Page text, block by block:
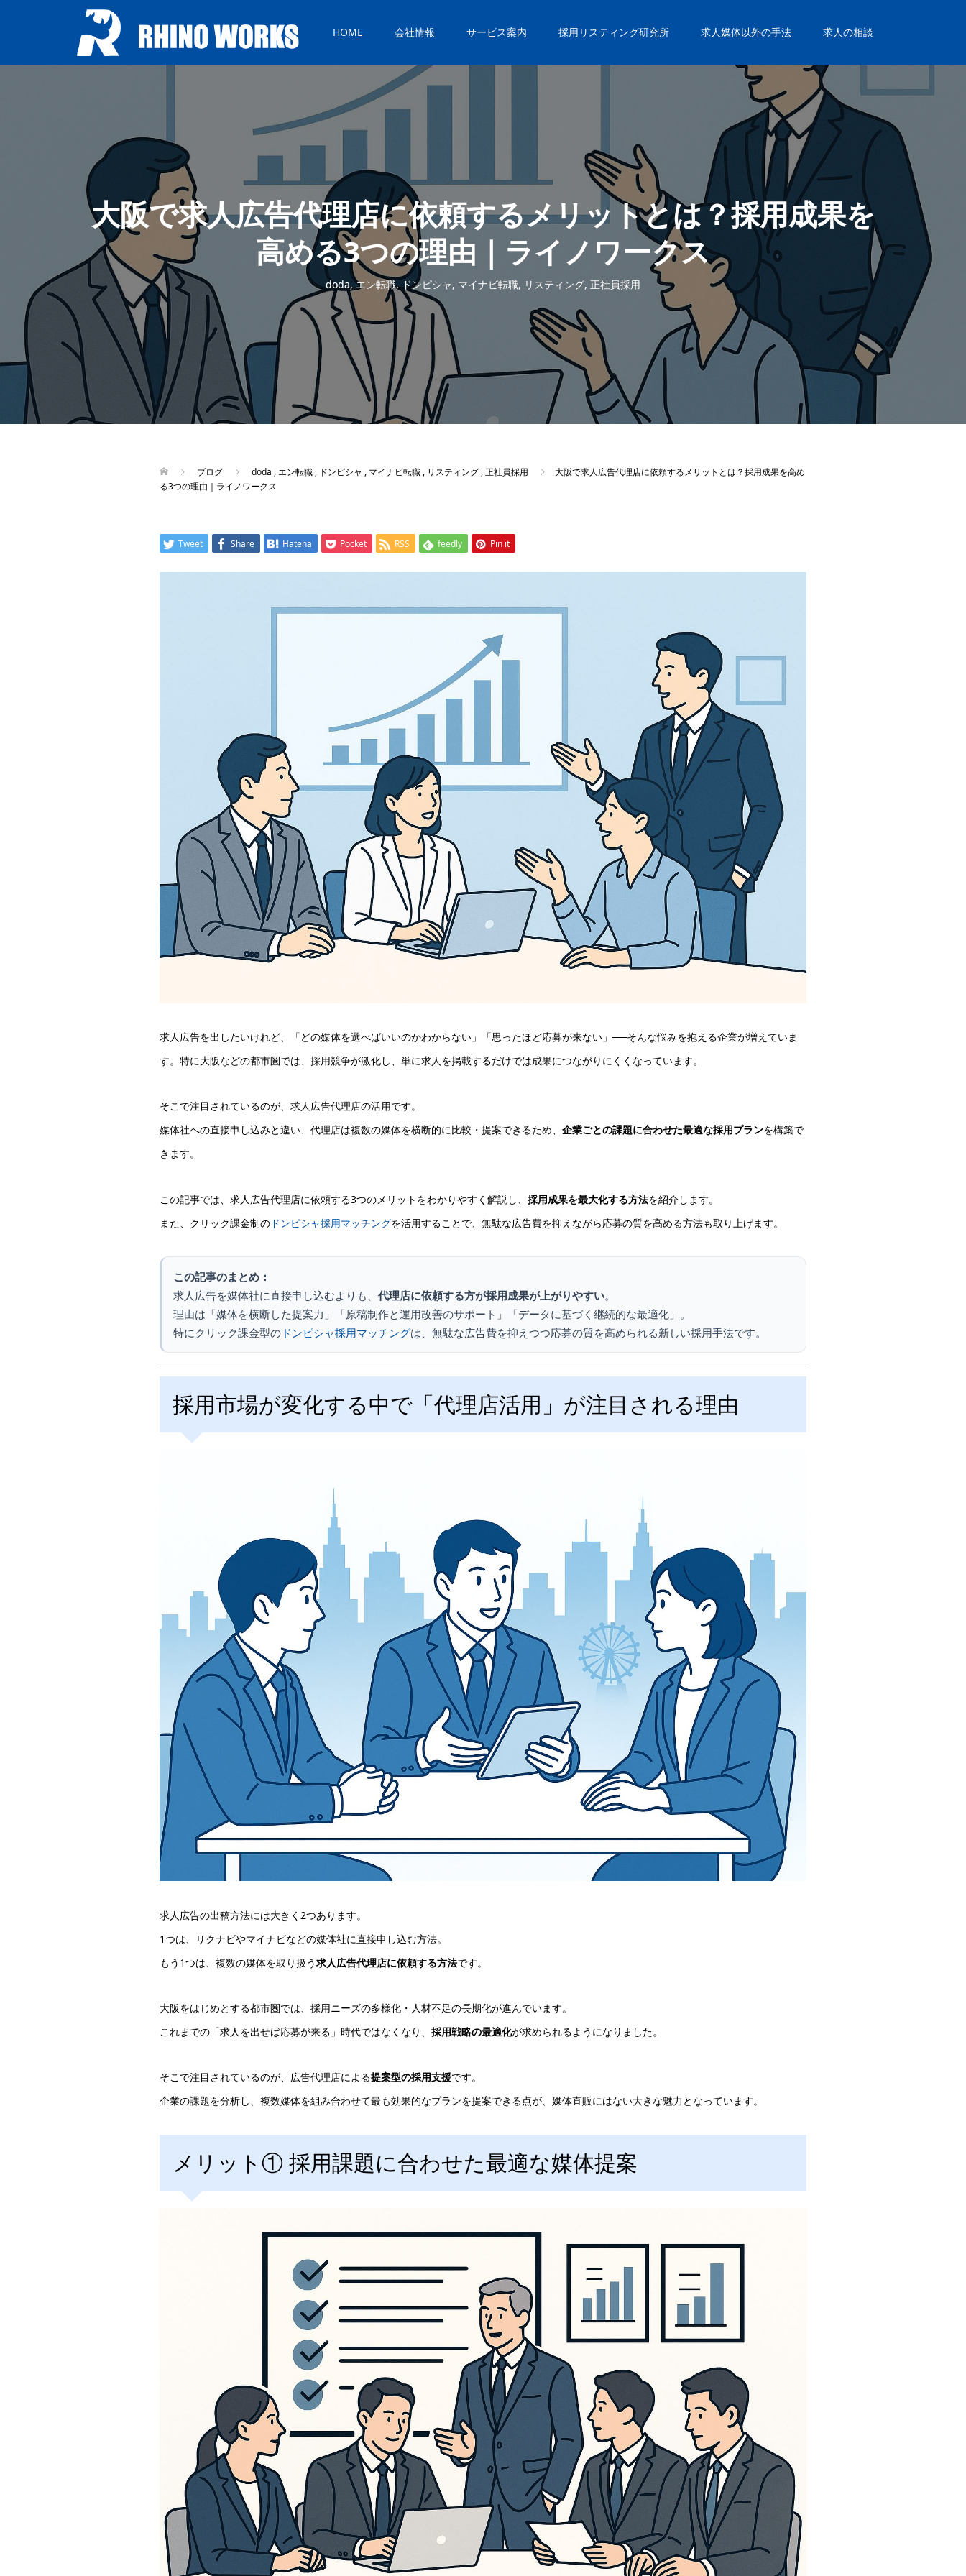
HOME 会社情報 サービス案内 採用リスティング研究所 求人媒体以外の手法 求人の相談
大阪で求人広告代理店に依頼するメリットとは？採用成果を
高める3つの理由｜ライノワークス
doda,エン転職,ドンピシャ, マイナビ転職, リスティング, 正社員採用
ブログ doda ,エン転職 , ドンピシャ , マイナビ転職 , リスティング ,正社員採用
大阪で求人広告代理店に依頼するメリットとは？採用成果を高め
る3つの理由｜ライノワークス
Tweet Share Hatena Pocket RSS feedly Pin it
求人広告を出したいけれど、「どの媒体を選べばいいのかわからない」「思ったほど応募が来ない」──そんな悩みを抱える企業が増えていま
す。特に大阪などの都市圏では、採用競争が激化し、単に求人を掲載するだけでは成果につながりにくくなっています。
そこで注目されているのが、求人広告代理店の活用です。
媒体社への直接申し込みと違い、代理店は複数の媒体を横断的に比較・提案できるため、 企業ごとの課題に合わせた最適な採用プランを構築で
きます。
この記事では、求人広告代理店に依頼する3つのメリットをわかりやすく解説し、 採用成果を最大化する方法を紹介します。
また、クリック課金制の ドンピシャ採用マッチングを活用することで、無駄な広告費を抑えながら応募の質を高める方法も取り上げます。
この記事のまとめ：
求人広告を媒体社に直接申し込むよりも、 代理店に依頼する方が採用成果が上がりやすい。
理由は「媒体を横断した提案力」「原稿制作と運用改善のサポート」「データに基づく継続的な最適化」。
特にクリック課金型の ドンピシャ採用マッチングは、無駄な広告費を抑えつつ応募の質を高められる新しい採用手法です。
採用市場が変化する中で「代理店活用」が注目される理由
求人広告の出稿方法には大きく2つあります。
1つは、リクナビやマイナビなどの媒体社に直接申し込む方法。
もう1つは、複数の媒体を取り扱う求人広告代理店に依頼する方法です。
大阪をはじめとする都市圏では、採用ニーズの多様化・人材不足の長期化が進んでいます。
これまでの「求人を出せば応募が来る」時代ではなくなり、 採用戦略の最適化が求められるようになりました。
そこで注目されているのが、広告代理店による提案型の採用支援です。
企業の課題を分析し、複数媒体を組み合わせて最も効果的なプランを提案できる点が、媒体直販にはない大きな魅力となっています。
メリット① 採用課題に合わせた最適な媒体提案